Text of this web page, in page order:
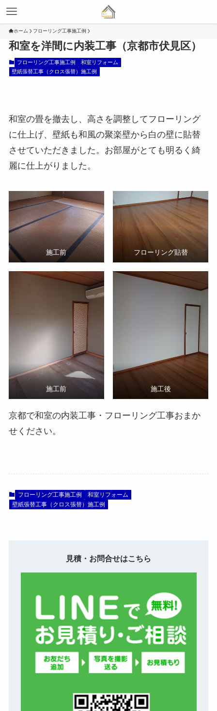
ホーム フローリング工事施工例
和室を洋間に内装工事（京都市伏見区）
フローリング工事施工例
和室リフォーム
壁紙張替工事（クロス張替）施工例
和室の畳を撤去し、高さを調整してフローリング
に仕上げ、壁紙も和風の聚楽壁から白の壁に貼替
させていただきました。お部屋がとても明るく綺
麗に仕上がりました。
施工前 フローリング貼替
施工前 施工後
京都で和室の内装工事・フローリング工事おまか
せください。
フローリング工事施工例
和室リフォーム
壁紙張替工事（クロス張替）施工例
見積・お問合せはこちら